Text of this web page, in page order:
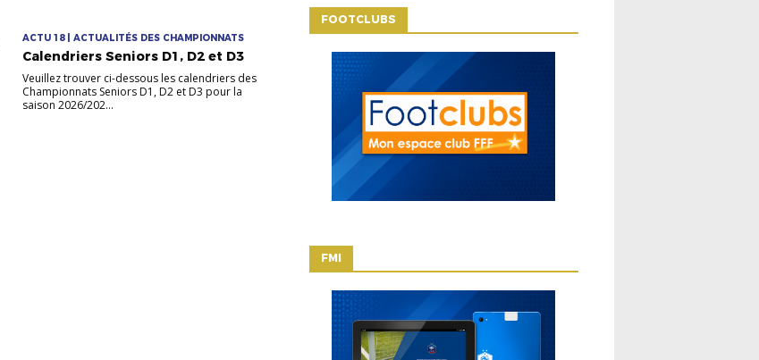
ACTU 18 | ACTUALITÉS DES CHAMPIONNATS
Calendriers Seniors D1, D2 et D3
Veuillez trouver ci-dessous les calendriers des
Championnats Seniors D1, D2 et D3 pour la
saison 2026/202...
FOOTCLUBS
FMI